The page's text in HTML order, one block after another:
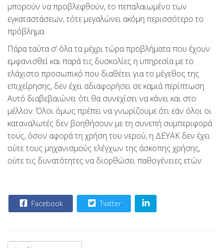
μπορούν να προβλεφθούν, το πεπαλαιωμένο των
εγκαταστάσεων, τότε μεγαλώνει ακόμη περισσότερο το
πρόβλημα.
Πάρα ταύτα σ’ όλα τα μέχρι τώρα προβλήματα που έχουν
εμφανισθεί και παρά τις δυσκολίες η υπηρεσία με το
ελάχιστο προσωπικό που διαθέτει για το μέγεθος της
επιχείρησης, δεν έχει αδιαφορήσει σε καμιά περίπτωση.
Αυτό διαβεβαιώνει ότι θα συνεχίσει να κάνει και στο
μέλλον. Όλοι όμως πρέπει να γνωρίζουμε ότι εάν όλοι οι
καταναλωτές δεν βοηθήσουν με τη συνεπή συμπεριφορά
τους, όσον αφορά τη χρήση του νερού, η ΔΕΥΑΚ δεν έχει
ούτε τους μηχανισμούς ελέγχων της άσκοπης χρήσης,
ούτε τις δυνατότητες να διορθώσει παθογένειες ετών.
Facebook Twitter